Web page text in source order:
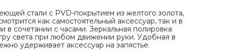
стали с PVD-покрытием из желтого золота,
как самостоятельный аксессуар, так и в
в сочетании с часами. Зеркальная полировка
света при любом движении руки. Удобная в
удерживает аксессуар на запястье.